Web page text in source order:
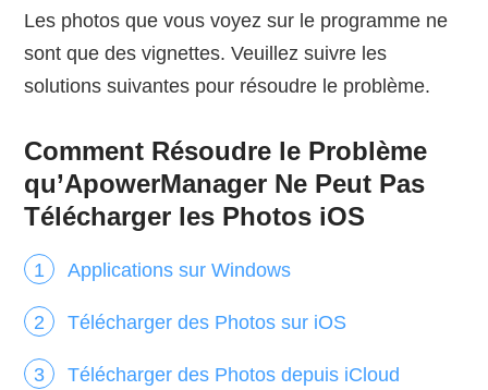
Les photos que vous voyez sur le programme ne
sont que des vignettes. Veuillez suivre les
solutions suivantes pour résoudre le problème.
Comment Résoudre le Problème
qu’ApowerManager Ne Peut Pas
Télécharger les Photos iOS
Applications sur Windows
Télécharger des Photos sur iOS
Télécharger des Photos depuis iCloud